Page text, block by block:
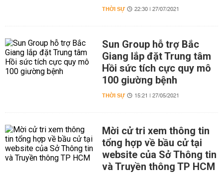
THỜI SỰ 22:30 | 27/07/2021
Sun Group hỗ trợ Bắc
Giang lắp đặt Trung tâm
Hồi sức tích cực quy mô
100 giường bệnh
THỜI SỰ 15:21 | 27/05/2021
Mời cử tri xem thông tin
tổng hợp về bầu cử tại
website của Sở Thông tin
và Truyền thông TP HCM